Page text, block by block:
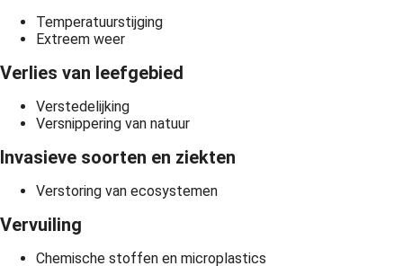
Temperatuurstijging
Extreem weer
Verlies van leefgebied
Verstedelijking
Versnippering van natuur
Invasieve soorten en ziekten
Verstoring van ecosystemen
Vervuiling
Chemische stoffen en microplastics